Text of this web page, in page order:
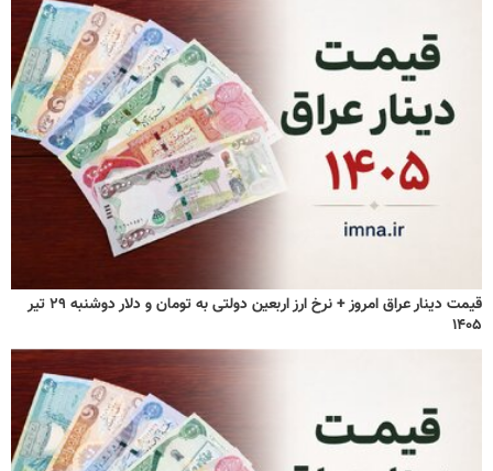
قیمت دینار عراق امروز + نرخ ارز اربعین دولتی به تومان و دلار دوشنبه ۲۹ تیر
۱۴۰۵